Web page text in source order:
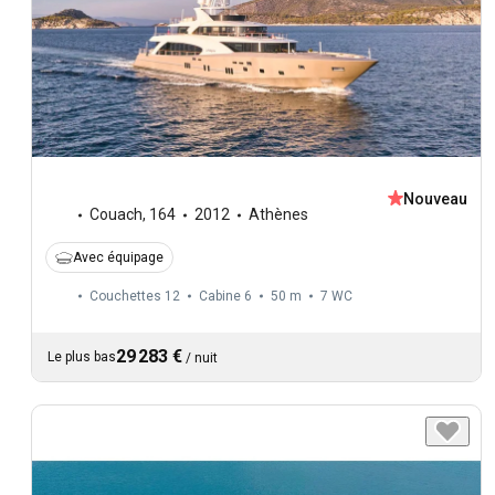
Couach, 164 2012 Athènes
Nouveau
Avec équipage
Couchettes 12 Cabine 6 50 m 7 WC
Le plus bas29 283 € / nuit